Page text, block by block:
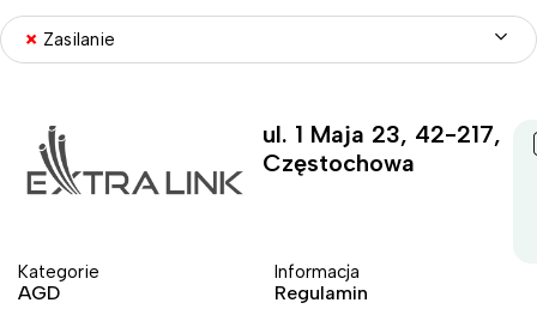
× Zasilanie
ul. 1 Maja 23, 42-217,
Częstochowa
Kategorie
AGD
Informacja
Regulamin